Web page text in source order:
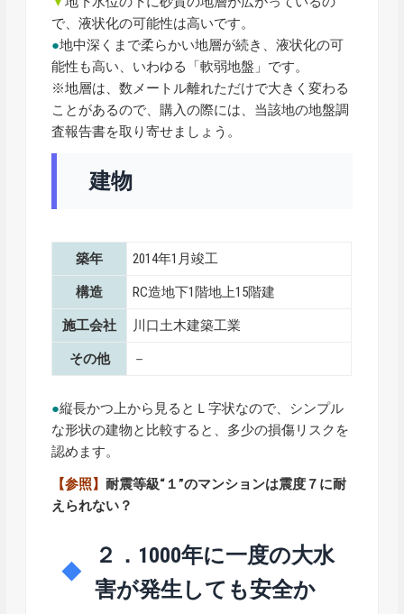
で、液状化の可能性は高いです。
●地中深くまで柔らかい地層が続き、液状化の可
能性も高い、いわゆる「軟弱地盤」です。
※地層は、数メートル離れただけで大きく変わる
ことがあるので、購入の際には、当該地の地盤調
査報告書を取り寄せましょう。
建物
築年 2014年1月竣工
構造 RC造地下1階地上15階建
施工会社 川口土木建築工業
その他 －
●縦長かつ上から見るとＬ字状なので、シンプル
な形状の建物と比較すると、多少の損傷リスクを
認めます。
【参照】耐震等級“１”のマンションは震度７に耐
えられない？
２．1000年に一度の大水
害が発生しても安全か